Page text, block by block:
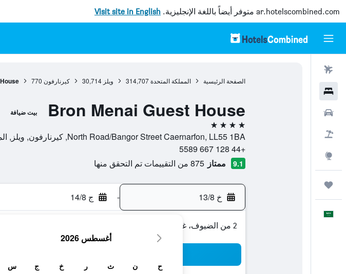
ar.hotelscombined.com متوفر أيضاً باللغة الإنجليزية. Visit site in English
الصفحة الرئيسية المملكة المتحدة 314,707 ويلز 30,714 كيرنارفون 770
Bron Menai Guest House بيت ضيافة
4 نجوم
North Road/Bangor Street Caernarfon, LL55 1BA, كيرنارفون, ويلز, المملكة المتحدة
+44 128 667 5589
9.1 ممتاز 875 من التقييمات تم التحقق منها
خ 13/8 - ج 14/8
2 من الضيوف، غرفة واحدة
أغسطس 2026
ح ن ث ر خ ج س